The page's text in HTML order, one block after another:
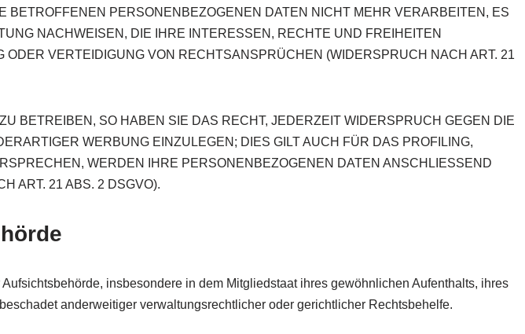
PERSONENBEZOGENEN DATEN NICHT MEHR VERARBEITEN, ES
NACHWEISEN, DIE IHRE INTERESSEN, RECHTE UND FREIHEITEN
VERTEIDIGUNG VON RECHTSANSPRÜCHEN (WIDERSPRUCH NACH ART. 21
BETREIBEN, SO HABEN SIE DAS RECHT, JEDERZEIT WIDERSPRUCH GEGEN DIE
WERBUNG EINZULEGEN; DIES GILT AUCH FÜR DAS PROFILING,
WERDEN IHRE PERSONENBEZOGENEN DATEN ANSCHLIESSEND
ART. 21 ABS. 2 DSGVO).
insbesondere in dem Mitgliedstaat ihres gewöhnlichen Aufenthalts, ihres
anderweitiger verwaltungsrechtlicher oder gerichtlicher Rechtsbehelfe.